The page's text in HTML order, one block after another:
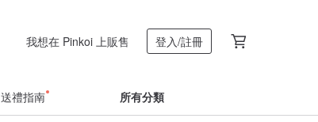
我想在 Pinkoi 上販售 登入/註冊
送禮指南 所有分類